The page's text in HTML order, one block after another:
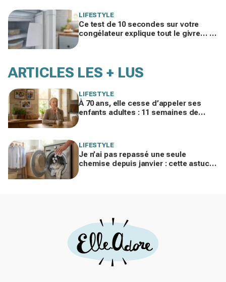
LIFESTYLE
Ce test de 10 secondes sur votre
congélateur explique tout le givre… et
ARTICLES LES + LUS
LIFESTYLE
À 70 ans, elle cesse d’appeler ses
enfants adultes : 11 semaines de
LIFESTYLE
Je n’ai pas repassé une seule
chemise depuis janvier : cette astuce